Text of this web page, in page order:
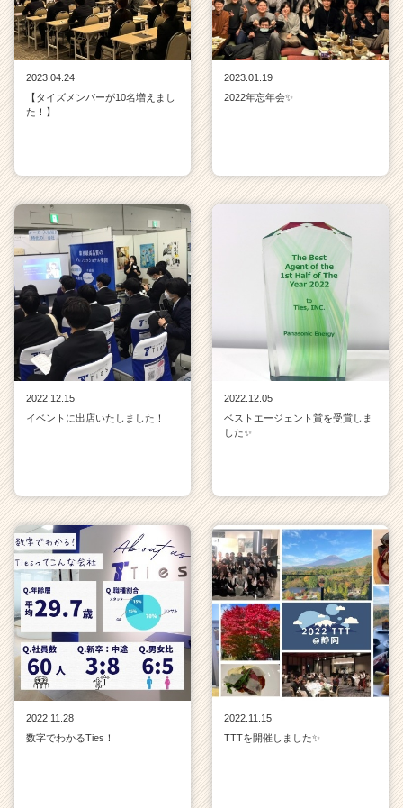
2023.04.24
【タイズメンバーが10名増えまし
た！】
2023.01.19
2022年忘年会✨
2022.12.15
イベントに出店いたしました！
2022.12.05
ベストエージェント賞を受賞しま
した✨
2022.11.28
数字でわかるTies！
2022.11.15
TTTを開催しました✨